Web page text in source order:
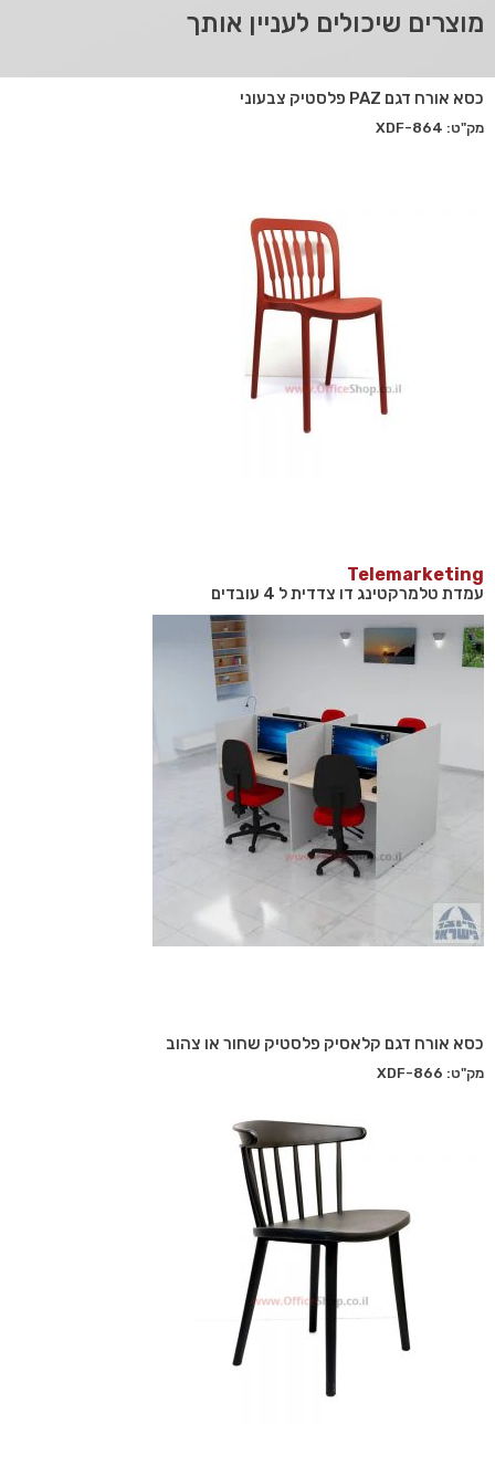
מוצרים שיכולים לעניין אותך
כסא אורח דגם PAZ פלסטיק צבעוני
מק"ט: XDF-864
Telemarketing
עמדת טלמרקטינג דו צדדית ל 4 עובדים
כסא אורח דגם קלאסיק פלסטיק שחור או צהוב
מק"ט: XDF-866